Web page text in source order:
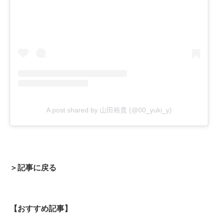
A post shared by 山田裕貴 (@00_yuki_y)
＞記事に戻る
【おすすめ記事】